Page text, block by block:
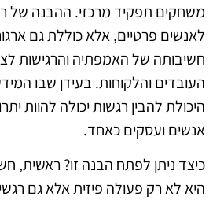
משחקים תפקיד מרכזי. ההבנה של
לאנשים פרטיים, אלא כוללת גם
חשיבותה של האמפתיה והרגישות
העובדים והלקוחות. בעידן שבו
היכולת להבין רגשות יכולה להוות
אנשים ועסקים כאחד.
כיצד ניתן לפתח הבנה זו? ראשית,
היא לא רק פעולה פיזית אלא גם